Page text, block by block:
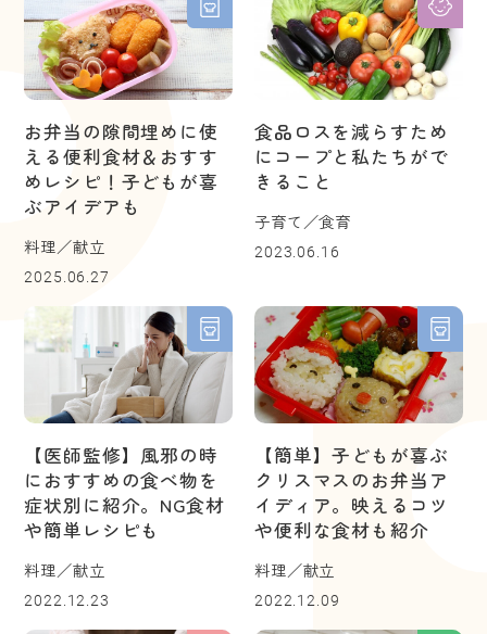
お弁当の隙間埋めに使
える便利食材＆おすす
めレシピ！子どもが喜
ぶアイデアも
料理／献立
2025.06.27
食品ロスを減らすため
にコープと私たちがで
きること
子育て／食育
2023.06.16
【医師監修】風邪の時
におすすめの食べ物を
症状別に紹介。NG食材
や簡単レシピも
料理／献立
2022.12.23
【簡単】子どもが喜ぶ
クリスマスのお弁当ア
イディア。映えるコツ
や便利な食材も紹介
料理／献立
2022.12.09